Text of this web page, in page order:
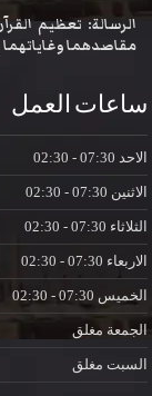
الرسالة: تعظيم
مقاصدهما وغاياتهما
ساعات العمل
الاحد
الاثنين
الثلاثاء
الاربعاء
الخميس
الجمعة مغلق
السبت مغلق